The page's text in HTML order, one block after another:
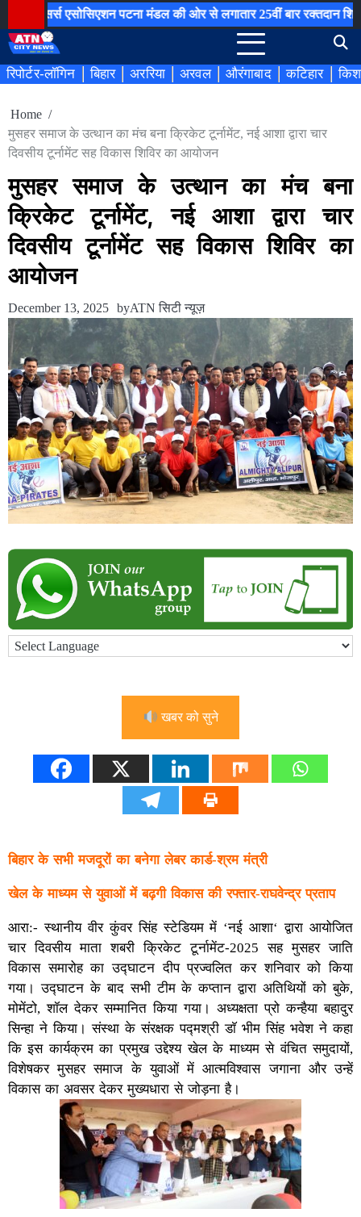
to
content
एसोसिएशन पटना मंडल की ओर से लगातार 25वीं बार रक्तदान शिविर का
रिपोर्टर-लॉगिन बिहार अररिया अरवल औरंगाबाद कटिहार
Home
मुसहर समाज के उत्थान का मंच बना क्रिकेट टूर्नामेंट, नई आशा द्वारा चार
दिवसीय टूर्नामेंट सह विकास शिविर का आयोजन
मुसहर समाज के उत्थान का मंच बना
क्रिकेट टूर्नामेंट, नई आशा द्वारा चार
दिवसीय टूर्नामेंट सह विकास शिविर का
आयोजन
December 13, 2025 byATN सिटी न्यूज़
खबर को सुने
बिहार के सभी मजदूरों का बनेगा लेबर कार्ड-श्रम मंत्री
खेल के माध्यम से युवाओं में बढ़गी विकास की रफ्तार-राघवेन्द्र प्रताप
आरा:- स्थानीय वीर कुंवर सिंह स्टेडियम में ‘नई आशा‘ द्वारा आयोजित
चार दिवसीय माता शबरी क्रिकेट टूर्नामेंट-2025 सह मुसहर जाति
विकास समारोह का उद्घाटन दीप प्रज्वलित कर शनिवार को किया
गया। उद्घाटन के बाद सभी टीम के कप्तान द्वारा अतिथियों को बुके,
मोमेंटो, शॉल देकर सम्मानित किया गया। अध्यक्षता प्रो कन्हैया बहादुर
सिन्हा ने किया। संस्था के संरक्षक पद्मश्री डाॅ भीम सिंह भवेश ने कहा
कि इस कार्यक्रम का प्रमुख उद्देश्य खेल के माध्यम से वंचित समुदायों,
विशेषकर मुसहर समाज के युवाओं में आत्मविश्वास जगाना और उन्हें
विकास का अवसर देकर मुख्यधारा से जोड़ना है।